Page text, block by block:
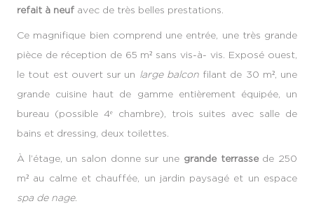
refait à neuf avec de très belles prestations.
Ce magnifique bien comprend une entrée, une très grande
pièce de réception de 65 m² sans vis-à- vis. Exposé ouest,
le tout est ouvert sur un large balconfilant de 30 m², une
grande cuisine haut de gamme entièrement équipée, un
bureau (possible 4ᵉ chambre), trois suites avec salle de
bains et dressing, deux toilettes.
À l’étage, un salon donne sur une grande terrassede 250
m² au calme et chauffée, un jardin paysagé et un espace
spa de nage.